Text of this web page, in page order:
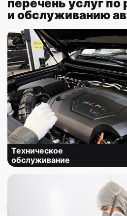
перечень услуг по
и обслуживанию
Техническое
обслуживание